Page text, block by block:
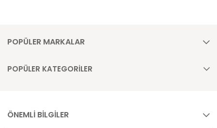
POPÜLER MARKALAR
POPÜLER KATEGORİLER
ÖNEMLİ BİLGİLER